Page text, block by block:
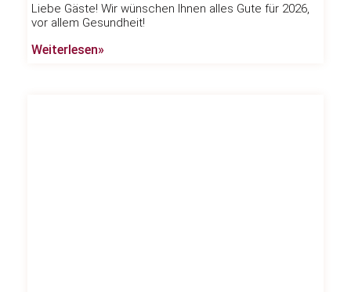
Liebe Gäste! Wir wünschen Ihnen alles Gute für 2026,
vor allem Gesundheit!
Weiterlesen»